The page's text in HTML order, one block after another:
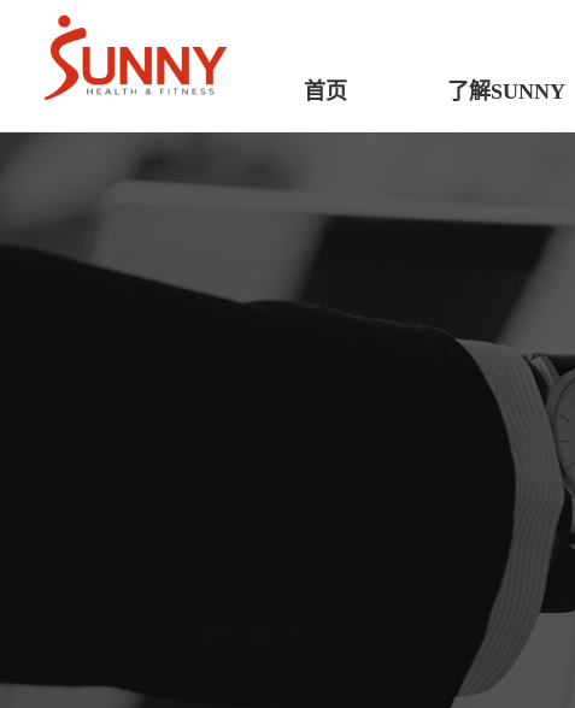
首页 了解SUNNY